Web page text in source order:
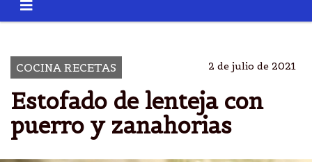
COCINA RECETAS 2 de julio de 2021
Estofado de lenteja con
puerro y zanahorias